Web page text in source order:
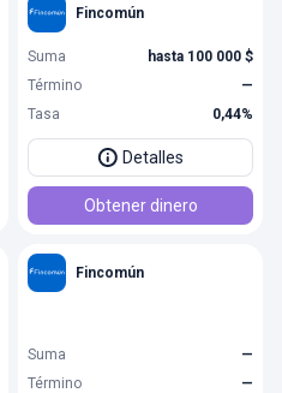
Fincomún
Suma
hasta 100 000 $
Término
—
Tasa
0,44%
Detalles
Obtener dinero
Fincomún
Suma
—
Término
—